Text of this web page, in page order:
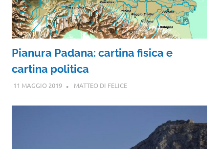
Pianura Padana: cartina fisica e
cartina politica
11 MAGGIO 2019 MATTEO DI FELICE